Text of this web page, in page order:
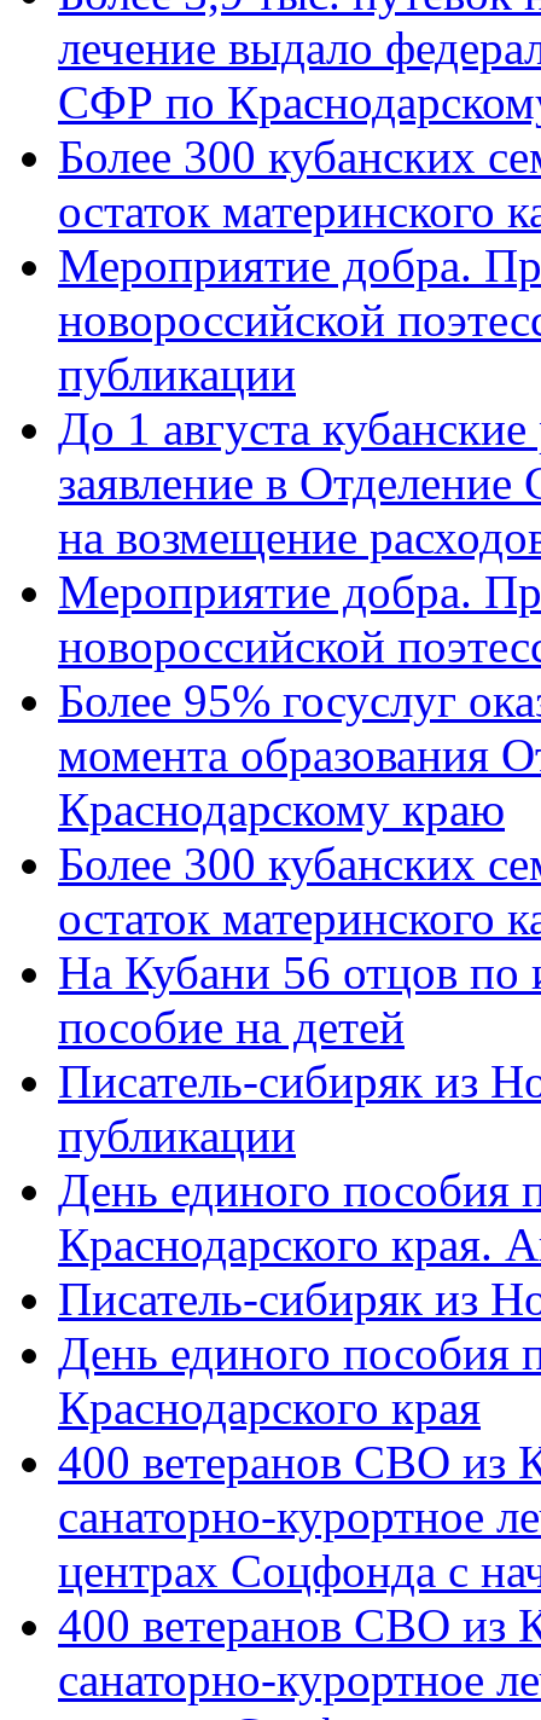
лечение выдало
СФР по
Более 300 кубанских
остаток материнского
Мероприятие добра.
новороссийской
публикации
До 1 августа
заявление в
на возмещение
Мероприятие добра.
новороссийской
Более 95% госуслуг
момента образования
Краснодарскому краю
Более 300 кубанских
остаток материнского
На Кубани 56 отцов по
пособие на детей
Писатель-сибиряк из
публикации
День единого пособия
Краснодарского края.
Писатель-сибиряк из
День единого пособия
Краснодарского края
400 ветеранов СВО из
санаторно-курортное
центрах Соцфонда с
400 ветеранов СВО из
санаторно-курортное